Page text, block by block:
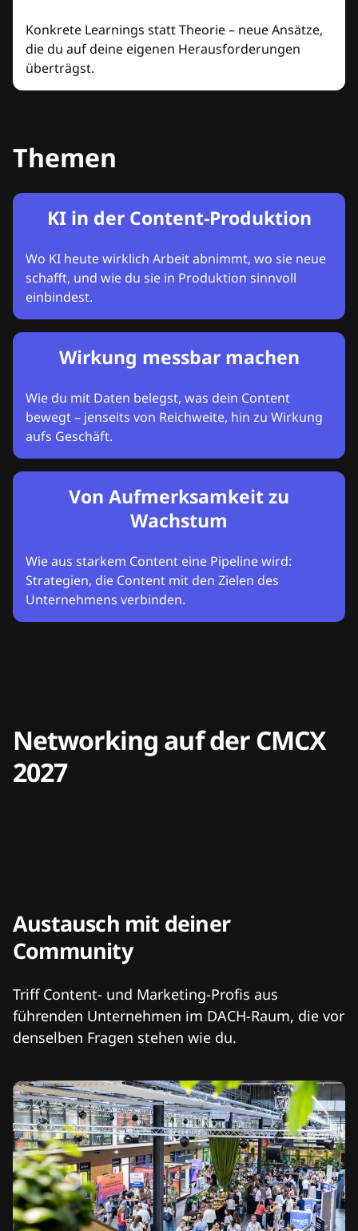
Konkrete Learnings statt Theorie – neue Ansätze,
die du auf deine eigenen Herausforderungen
überträgst.
Themen
KI in der Content-Produktion
Wo KI heute wirklich Arbeit abnimmt, wo sie neue
schafft, und wie du sie in Produktion sinnvoll
einbindest.
Wirkung messbar machen
Wie du mit Daten belegst, was dein Content
bewegt – jenseits von Reichweite, hin zu Wirkung
aufs Geschäft.
Von Aufmerksamkeit zu
Wachstum
Wie aus starkem Content eine Pipeline wird:
Strategien, die Content mit den Zielen des
Unternehmens verbinden.
Networking auf der CMCX
2027
Austausch mit deiner
Community
Triff Content- und Marketing-Profis aus
führenden Unternehmen im DACH-Raum, die vor
denselben Fragen stehen wie du.